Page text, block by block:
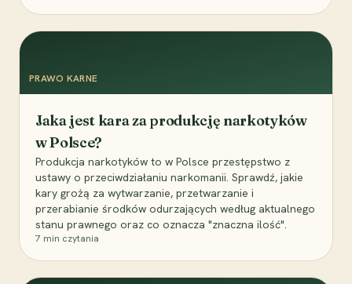
PRAWO KARNE
Jaka jest kara za produkcję narkotyków
w Polsce?
Produkcja narkotyków to w Polsce przestępstwo z
ustawy o przeciwdziałaniu narkomanii. Sprawdź, jakie
kary grożą za wytwarzanie, przetwarzanie i
przerabianie środków odurzających według aktualnego
stanu prawnego oraz co oznacza "znaczna ilość".
7 min czytania